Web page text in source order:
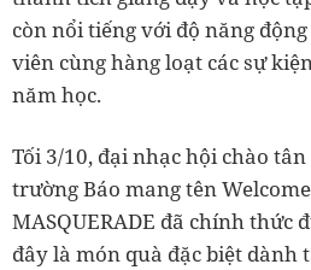
còn nổi tiếng với độ năng
viên cùng hàng loạt các sự
năm học.
Tối 3/10, đại nhạc hội chào
trường Báo mang tên Welcome
MASQUERADE đã chính thức
đây là món quà đặc biệt dành